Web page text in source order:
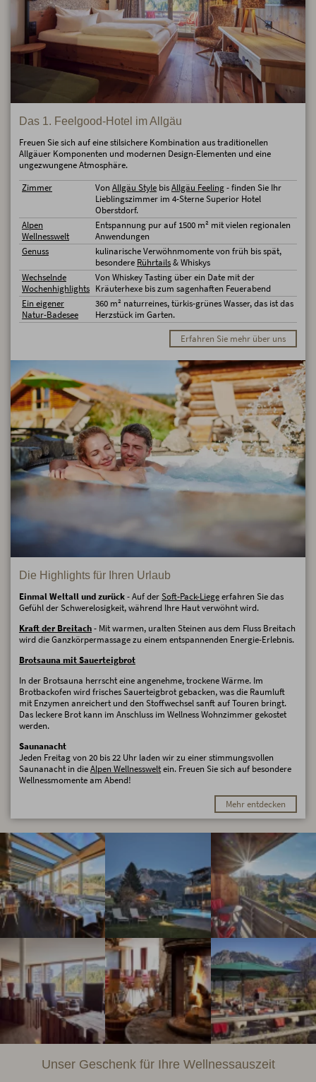
Das 1. Feelgood-Hotel im Allgäu
Freuen Sie sich auf eine stilsichere Kombination aus traditionellen
Allgäuer Komponenten und modernen Design-Elementen und eine
ungezwungene Atmosphäre.
Zimmer
Von Allgäu Style bisAllgäu Feeling- finden Sie Ihr
Lieblingszimmer im 4-Sterne Superior Hotel
Oberstdorf.
Alpen
Wellnesswelt
Entspannung pur auf 1500 m² mit vielen regionalen
Anwendungen
Genuss
kulinarische Verwöhnmomente von früh bis spät,
besondere Rührtails& Whiskys
Wechselnde
Wochenhighlights
Von Whiskey Tasting über ein Date mit der
Kräuterhexe bis zum sagenhaften Feuerabend
Ein eigener
Natur-Badesee
360 m² naturreines, türkis-grünes Wasser, das ist das
Herzstück im Garten.
Erfahren Sie mehr über uns
Die Highlights für Ihren Urlaub
Einmal Weltall und zurück- Auf derSoft-Pack-Liegeerfahren Sie das
Gefühl der Schwerelosigkeit, während Ihre Haut verwöhnt wird.
Kraft der Breitach- Mit warmen, uralten Steinen aus dem Fluss Breitach
wird die Ganzkörpermassage zu einem entspannenden Energie-Erlebnis.
Brotsauna mit Sauerteigbrot
In der Brotsauna herrscht eine angenehme, trockene Wärme. Im
Brotbackofen wird frisches Sauerteigbrot gebacken, was die Raumluft
mit Enzymen anreichert und den Stoffwechsel sanft auf Touren bringt.
Das leckere Brot kann im Anschluss im Wellness Wohnzimmer gekostet
werden.
Saunanacht
Jeden Freitag von 20 bis 22 Uhr laden wir zu einer stimmungsvollen
Saunanacht in dieAlpen Wellnessweltein. Freuen Sie sich auf besondere
Wellnessmomente am Abend!
Mehr entdecken
Unser Geschenk für Ihre Wellnessauszeit